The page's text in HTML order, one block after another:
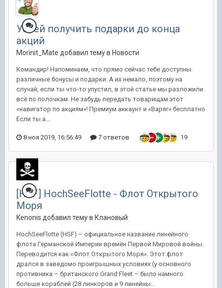
Успей получить подарки до конца
акций
Morinit_Mate добавил тему в Новости
Командир! Напоминаем, что прямо сейчас тебе доступны
различные бонусы и подарки. А их немало, поэтому на
случай, если ты что-то упустил, в этой статье мы разложили
всё по полочкам. Не забудь передать товарищам этот
«навигатор по акциям»! Премиум аккаунт и «Варяг» бесплатно
Если ты а...
8 ноя 2019, 16:56:49 7 ответов 19
[HSF] HochSeeFlotte - Флот Открытого
Моря
Kenonis добавил тему в Клановый
HochSeeFlotte (HSF) – официальное название линейного
флота Германской Империи времён Первой Мировой войны.
Переводится как «Флот Открытого Моря». Этот флот
дрался в заведомо проигрышных условиях (у основного
противника – британского Grand Fleet – было намного
больше кораблей (28 линкоров и 9 линейны...